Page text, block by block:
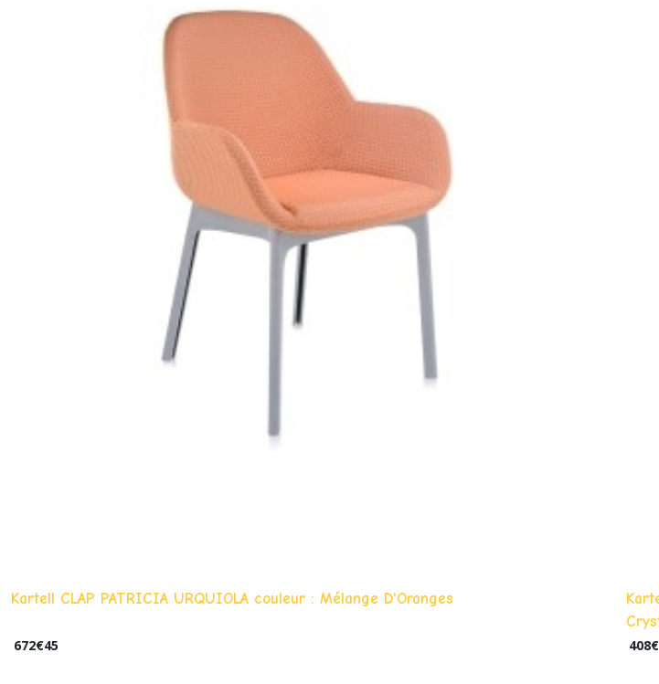
Kartell CLAP PATRICIA URQUIOLA couleur : Mélange D'Oranges
672€45
408€